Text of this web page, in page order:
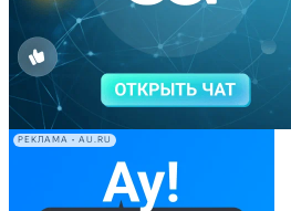
РЕКЛАМА • AU.RU